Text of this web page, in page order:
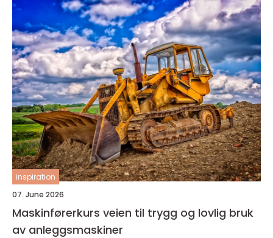
inspiration
07. June 2026
Maskinførerkurs veien til trygg og lovlig bruk
av anleggsmaskiner